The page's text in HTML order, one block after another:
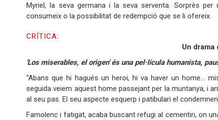
Myriel, la seva germana i la seva serventa. Sorprès
consumeix o la possibilitat de redempció que se li ofereix.
CRÍTICA:
Un
'Los miserables, el origen' és una pel·lícula humanista,
“Abans que hi hagués un heroi, hi va haver un home…
seguida veiem aquest home passejant per la muntanya, i
al seu pas. El seu aspecte esquerp i patibulari el
Famolenc i fatigat, acaba buscant refugi al cementiri, on